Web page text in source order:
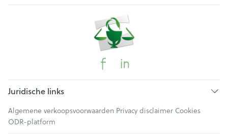
Juridische links
Algemene verkoopsvoorwaarden Privacy disclaimer Cookies
ODR-platform